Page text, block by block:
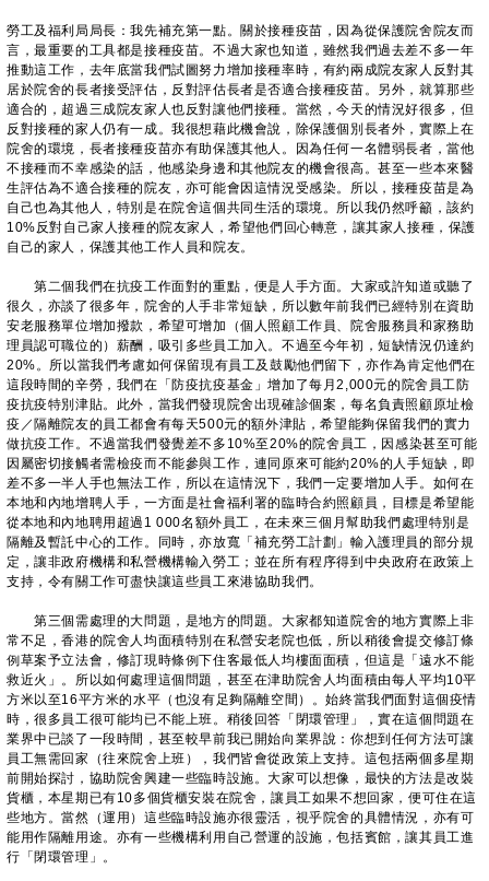
勞工及福利局局長：我先補充第一點。關於接種疫苗，因為從保護院舍院友而
言，最重要的工具都是接種疫苗。不過大家也知道，雖然我們過去差不多一年
推動這工作，去年底當我們試圖努力增加接種率時，有約兩成院友家人反對其
居於院舍的長者接受評估，反對評估長者是否適合接種疫苗。另外，就算那些
適合的，超過三成院友家人也反對讓他們接種。當然，今天的情況好很多，但
反對接種的家人仍有一成。我很想藉此機會說，除保護個別長者外，實際上在
院舍的環境，長者接種疫苗亦有助保護其他人。因為任何一名體弱長者，當他
不接種而不幸感染的話，他感染身邊和其他院友的機會很高。甚至一些本來醫
生評估為不適合接種的院友，亦可能會因這情況受感染。所以，接種疫苗是為
自己也為其他人，特別是在院舍這個共同生活的環境。所以我仍然呼籲，該約
10%反對自己家人接種的院友家人，希望他們回心轉意，讓其家人接種，保護
自己的家人，保護其他工作人員和院友。
第二個我們在抗疫工作面對的重點，便是人手方面。大家或許知道或聽了
很久，亦談了很多年，院舍的人手非常短缺，所以數年前我們已經特別在資助
安老服務單位增加撥款，希望可增加（個人照顧工作員、院舍服務員和家務助
理員認可職位的）薪酬，吸引多些員工加入。不過至今年初，短缺情況仍達約
20%。所以當我們考慮如何保留現有員工及鼓勵他們留下，亦作為肯定他們在
這段時間的辛勞，我們在「防疫抗疫基金」增加了每月2,000元的院舍員工防
疫抗疫特別津貼。此外，當我們發現院舍出現確診個案，每名負責照顧原址檢
疫／隔離院友的員工都會有每天500元的額外津貼，希望能夠保留我們的實力
做抗疫工作。不過當我們發覺差不多10%至20%的院舍員工，因感染甚至可能
因屬密切接觸者需檢疫而不能參與工作，連同原來可能約20%的人手短缺，即
差不多一半人手也無法工作，所以在這情況下，我們一定要增加人手。如何在
本地和內地增聘人手，一方面是社會福利署的臨時合約照顧員，目標是希望能
從本地和內地聘用超過1 000名額外員工，在未來三個月幫助我們處理特別是
隔離及暫託中心的工作。同時，亦放寬「補充勞工計劃」輸入護理員的部分規
定，讓非政府機構和私營機構輸入勞工；並在所有程序得到中央政府在政策上
支持，令有關工作可盡快讓這些員工來港協助我們。
第三個需處理的大問題，是地方的問題。大家都知道院舍的地方實際上非
常不足，香港的院舍人均面積特別在私營安老院也低，所以稍後會提交修訂條
例草案予立法會，修訂現時條例下住客最低人均樓面面積，但這是「遠水不能
救近火」。所以如何處理這個問題，甚至在津助院舍人均面積由每人平均10平
方米以至16平方米的水平（也沒有足夠隔離空間）。始終當我們面對這個疫情
時，很多員工很可能均已不能上班。稍後回答「閉環管理」，實在這個問題在
業界中已談了一段時間，甚至較早前我已開始向業界說：你想到任何方法可讓
員工無需回家（往來院舍上班），我們皆會從政策上支持。這包括兩個多星期
前開始探討，協助院舍興建一些臨時設施。大家可以想像，最快的方法是改裝
貨櫃，本星期已有10多個貨櫃安裝在院舍，讓員工如果不想回家，便可住在這
些地方。當然（運用）這些臨時設施亦很靈活，視乎院舍的具體情況，亦有可
能用作隔離用途。亦有一些機構利用自己營運的設施，包括賓館，讓其員工進
行「閉環管理」。